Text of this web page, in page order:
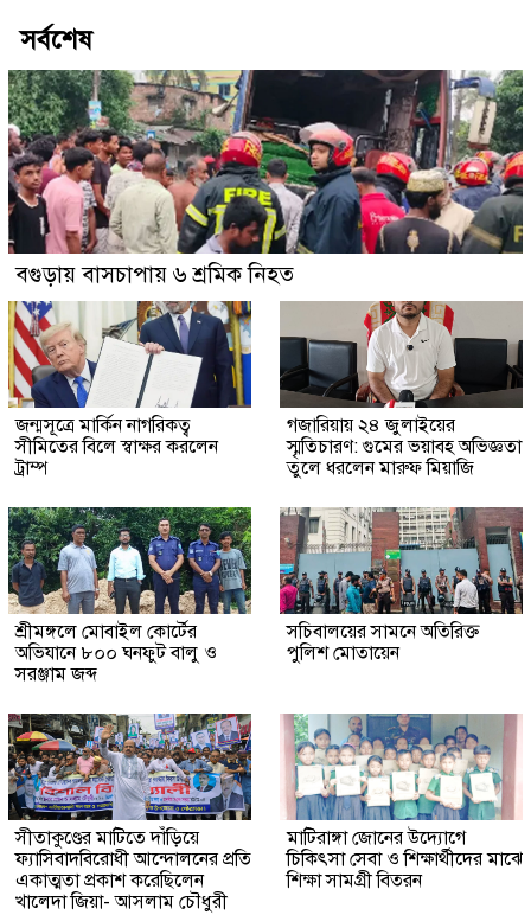
সর্বশেষ
বগুড়ায় বাসচাপায় ৬ শ্রমিক নিহত
জন্মসূত্রে মার্কিন নাগরিকত্ব
সীমিতের বিলে স্বাক্ষর করলেন
ট্রাম্প
গজারিয়ায় ২৪ জুলাইয়ের
স্মৃতিচারণ: গুমের ভয়াবহ অভিজ্ঞতা
তুলে ধরলেন মারুফ মিয়াজি
শ্রীমঙ্গলে মোবাইল কোর্টের
অভিযানে ৮০০ ঘনফুট বালু ও
সরঞ্জাম জব্দ
সচিবালয়ের সামনে অতিরিক্ত
পুলিশ মোতায়েন
সীতাকুণ্ডের মাটিতে দাঁড়িয়ে
ফ্যাসিবাদবিরোধী আন্দোলনের প্রতি
একাত্মতা প্রকাশ করেছিলেন
খালেদা জিয়া- আসলাম চৌধুরী
মাটিরাঙ্গা জোনের উদ্যোগে
চিকিৎসা সেবা ও শিক্ষার্থীদের মাঝে
শিক্ষা সামগ্রী বিতরন